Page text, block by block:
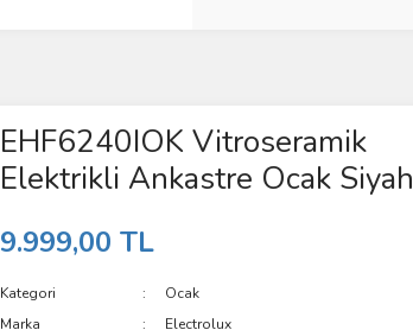
EHF6240IOK Vitroseramik
Elektrikli Ankastre Ocak Siyah
9.999,00 TL
Kategori
Ocak
Marka
Electrolux